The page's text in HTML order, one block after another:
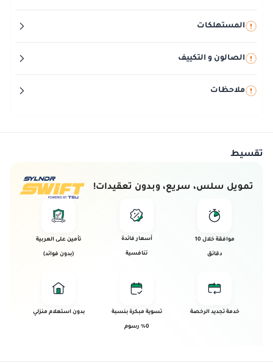
المستهلكات
الصالون و التكييف
ملاحظات
تقسيط
تمويل سلس، سريع، وبدون تعقيدات!
موافقة خلال 10
دقائق
أسعار فائدة
تنافسية
تأمين على العربية
(بدون فوائد)
خدمة تجديد الرخصة تسوية مبكرة بنسبة
0% رسوم
بدون استعلام منزلي